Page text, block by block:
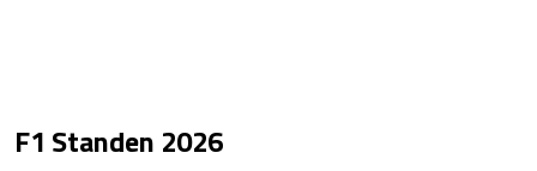
F1 Standen 2026